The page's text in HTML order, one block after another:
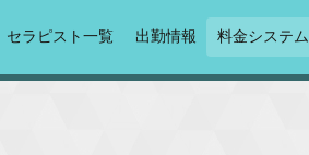
セラピスト一覧 出勤情報 料金システム